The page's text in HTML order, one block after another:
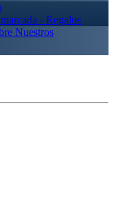
- Regalos
Nuestros